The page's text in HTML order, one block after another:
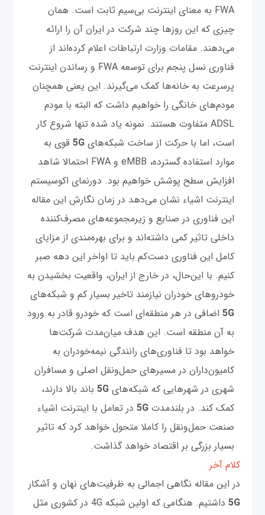
FWA به معنای اینترنت بی‌سیم ثابت است. همان
چیزی که این روزها چند شرکت در ایران آن ‌را ارائه
می‌دهند. مقامات وزارت ارتباطات اعلام کرده‌اند از
فناوری نسل پنجم برای توسعه FWA و رساندن اینترنت
پرسرعت به خانه‌ها کمک می‌گیرند. این یعنی همچنان
مودم‌های خانگی را خواهیم داشت که البته با مودم
ADSL متفاوت هستند. نمونه یاد شده تنها شروع کار
است، اما با حرکت از ساخت شبکه‌های5G قوی به
موارد استفاده گسترده، eMBB و FWA احتمالا شاهد
افزایش سطح پوشش خواهیم بود. دورنمای اکوسیستم
اینترنت اشیاء نشان می‌دهد در زمان نگارش این مقاله
این فناوری در صنایع و زیرمجموعه‌های مصرف‌کننده
داخلی تاثیر کمی داشته‌اند و برای بهره‌مندی از مزایای
کامل این فناوری دست‌کم باید تا اواخر این دهه صبر
کنیم. با این‌حال، در خارج از ایران، واقعیت بخشیدن به
خودروهای خودران نیازمند تاخیر بسیار کم و شبکه‌های
5G اضافی در هر منطقه‌ای است که خودرو قادر به ورود
به آن منطقه است. این هدف میان‌مدت شرکت‌ها
خواهد بود تا فناوری‌های رانندگی نیمه‌خودران به
کامیون‌داران در مسیرهای حمل‌و‌نقل اصلی و مسافران
شهری در شهرهایی که شبکه‌های5G باند بالا دارند،
کمک کند. در بلندمدت5G در تعامل با اینترنت اشیاء
صنعت حمل‌و‌نقل را کاملا متحول خواهد کرد که تاثیر
بسیار بزرگی بر اقتصاد خواهد گذاشت.
کلام آخر
در این مقاله نگاهی اجمالی به ظرفیت‌های نهان و آشکار
5G
داشتیم. هنگامی که اولین شبکه 4G در کشوری مثل